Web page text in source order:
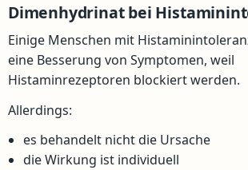
Dimenhydrinat bei
Einige Menschen mit
eine Besserung von Symptomen, weil
Histaminrezeptoren blockiert werden.
Allerdings:
es behandelt nicht die Ursache
die Wirkung ist individuell